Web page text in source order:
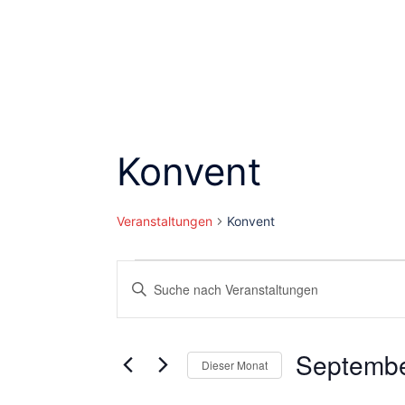
Konvent
Veranstaltungen Konvent
Veranstaltungen
Veranstaltungen
Suche
und
Bitte
Suche
nach
Dieser Monat